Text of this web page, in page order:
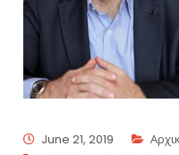
June 21, 2019